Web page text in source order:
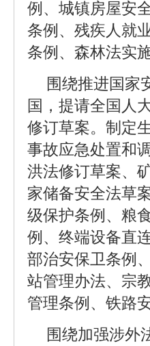
例、城镇房屋安
条例、残疾人就
条例、森林法实
围绕推进国家
国，提请全国人
修订草案。制定
事故应急处置和
洪法修订草案、
家储备安全法草
级保护条例、粮
例、终端设备直
部治安保卫条例
站管理办法、宗
管理条例、铁路
围绕加强涉外